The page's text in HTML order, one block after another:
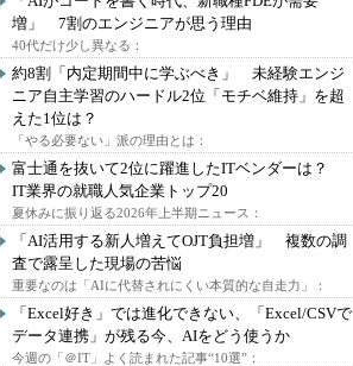
増」 7割のエンジニアが思う理由
40代だけ少し異なる：
約8割「内定期間中に学ぶべき」 未経験エンジ
ニア自主学習のハードル2位「モチベ維持」を超
えた1位は？
「やる必要ない」派の理由とは：
富士通を抜いて2位に躍進したITベンダーは？
IT業界の就職人気企業トップ20
夏休みに振り返る2026年上半期ニュース：
「AI活用する新人増えてOJT負担増」 複数の調
査で露呈した現場の苦悩
重要なのは「AIに代替されにくい本質的な自走力」：
「Excel好き」では進化できない、「Excel/CSVで
データ連携」が残る今、AIをどう使うか
今週の「＠IT」よく読まれた記事“10選”：